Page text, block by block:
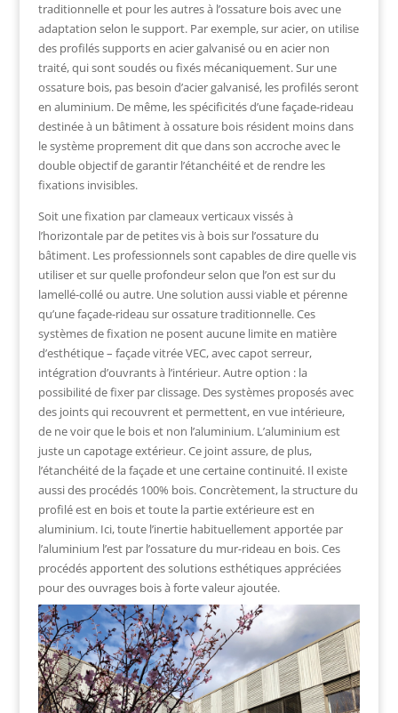
traditionnelle et pour les autres à l’ossature bois avec une
adaptation selon le support. Par exemple, sur acier, on utilise
des profilés supports en acier galvanisé ou en acier non
traité, qui sont soudés ou fixés mécaniquement. Sur une
ossature bois, pas besoin d’acier galvanisé, les profilés seront
en aluminium. De même, les spécificités d’une façade-rideau
destinée à un bâtiment à ossature bois résident moins dans
le système proprement dit que dans son accroche avec le
double objectif de garantir l’étanchéité et de rendre les
fixations invisibles.
Soit une fixation par clameaux verticaux vissés à
l’horizontale par de petites vis à bois sur l’ossature du
bâtiment. Les professionnels sont capables de dire quelle vis
utiliser et sur quelle profondeur selon que l’on est sur du
lamellé-collé ou autre. Une solution aussi viable et pérenne
qu’une façade-rideau sur ossature traditionnelle. Ces
systèmes de fixation ne posent aucune limite en matière
d’esthétique – façade vitrée VEC, avec capot serreur,
intégration d’ouvrants à l’intérieur. Autre option : la
possibilité de fixer par clissage. Des systèmes proposés avec
des joints qui recouvrent et permettent, en vue intérieure,
de ne voir que le bois et non l’aluminium. L’aluminium est
juste un capotage extérieur. Ce joint assure, de plus,
l’étanchéité de la façade et une certaine continuité. Il existe
aussi des procédés 100% bois. Concrètement, la structure du
profilé est en bois et toute la partie extérieure est en
aluminium. Ici, toute l’inertie habituellement apportée par
l’aluminium l’est par l’ossature du mur-rideau en bois. Ces
procédés apportent des solutions esthétiques appréciées
pour des ouvrages bois à forte valeur ajoutée.